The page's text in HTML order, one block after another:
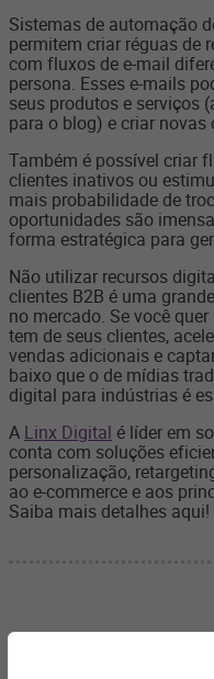
Sistemas de automação
permitem criar réguas de
com fluxos de e-mail
persona. Esses e-mails
seus produtos e serviços
para o blog) e criar
Também é possível criar
clientes inativos ou
mais probabilidade de
oportunidades são
forma estratégica para
Não utilizar recursos
clientes B2B é uma
no mercado. Se você
tem de seus clientes,
vendas adicionais e
baixo que o de mídias
digital para indústrias é
A Linx Digital é líder em
conta com soluções
personalização,
ao e-commerce e aos
Saiba mais detalhes aqui!